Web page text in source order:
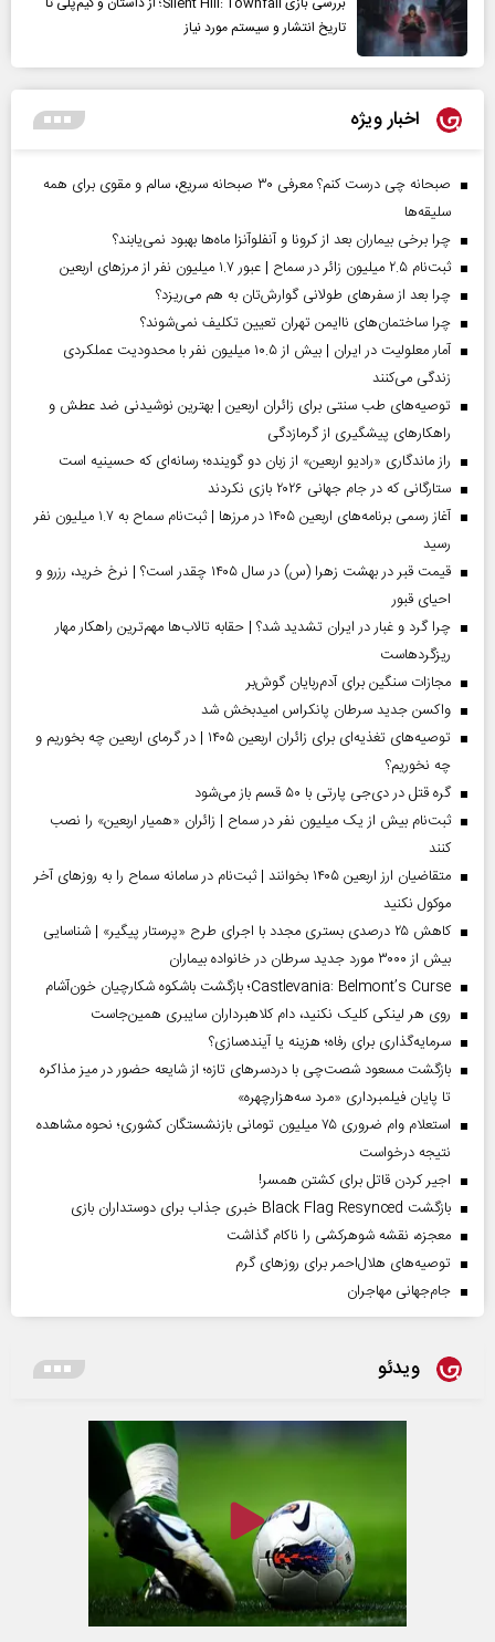
تاریخ انتشار و سیستم مورد نیاز
اخبار ویژه
صبحانه چی درست کنم؟ معرفی ۳۰ صبحانه سریع، سالم و مقوی برای همه
سلیقه‌ها
چرا برخی بیماران بعد از کرونا و آنفلوآنزا ماه‌ها بهبود نمی‌یابند؟
ثبت‌نام ۲.۵ میلیون زائر در سماح | عبور ۱.۷ میلیون نفر از مرز‌های اربعین
چرا بعد از سفرهای طولانی گوارش‌تان به هم می‌ریزد؟
چرا ساختمان‌های ناایمن تهران تعیین تکلیف نمی‌شوند؟
آمار معلولیت در ایران | بیش از ۱۰.۵ میلیون نفر با محدودیت عملکردی
زندگی می‌کنند
توصیه‌های طب سنتی برای زائران اربعین | بهترین نوشیدنی ضد عطش و
راهکارهای پیشگیری از گرمازدگی
راز ماندگاری «رادیو اربعین» از زبان دو گوینده؛ رسانه‌ای که حسینیه است
ستارگانی که در جام جهانی ۲۰۲۶ بازی نکردند
آغاز رسمی برنامه‌های اربعین ۱۴۰۵ در مرز‌ها | ثبت‌نام سماح به ۱.۷ میلیون نفر
رسید
قیمت قبر در بهشت زهرا (س) در سال ۱۴۰۵ چقدر است؟ | نرخ خرید، رزرو و
احیای قبور
چرا گرد و غبار در ایران تشدید شد؟ | حقابه تالاب‌ها مهم‌ترین راهکار مهار
ریزگردهاست
مجازات سنگین برای آدم‌ربایان گوش‌بر
واکسن جدید سرطان پانکراس امیدبخش شد
توصیه‌های تغذیه‌ای برای زائران اربعین ۱۴۰۵ | در گرمای اربعین چه بخوریم و
چه نخوریم؟
گره قتل در دی‌جی پارتی با ۵۰ قسم باز می‌شود
ثبت‌نام بیش از یک میلیون نفر در سماح | زائران «همیار اربعین» را نصب
کنند
متقاضیان ارز اربعین ۱۴۰۵ بخوانند | ثبت‌نام در سامانه سماح را به روز‌های آخر
موکول نکنید
کاهش ۲۵ درصدی بستری مجدد با اجرای طرح «پرستار پیگیر» | شناسایی
بیش از ۳۰۰۰ مورد جدید سرطان در خانواده بیماران
Castlevania: Belmont’s Curse؛ بازگشت باشکوه شکارچیان خون‌آشام
روی هر لینکی کلیک نکنید، دام کلاهبرداران سایبری همین‌جاست
سرمایه‌گذاری برای رفاه؛ هزینه یا آینده‌سازی؟
بازگشت مسعود شصت‌چی با دردسر‌های تازه؛ از شایعه حضور در میز مذاکره
تا پایان فیلمبرداری «مرد سه‌هزارچهره»
استعلام وام ضروری ۷۵ میلیون تومانی بازنشستگان کشوری؛ نحوه مشاهده
نتیجه درخواست
اجیر کردن قاتل برای کشتن همسر!
بازگشت Black Flag Resynced خبری جذاب برای دوستداران بازی
معجزه، نقشه شوهرکشی را ناکام گذاشت
توصیه‌های هلال‌احمر برای روز‌های گرم
جام‌جهانی مهاجران
ویدئو